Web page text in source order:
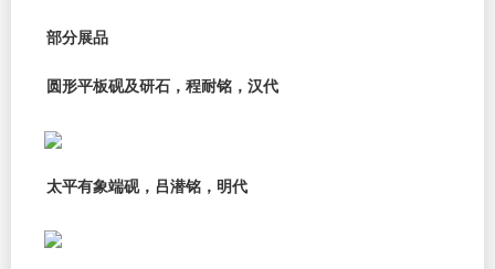
部分展品
圆形平板砚及研石，程耐铭，汉代
太平有象端砚，吕潜铭，明代